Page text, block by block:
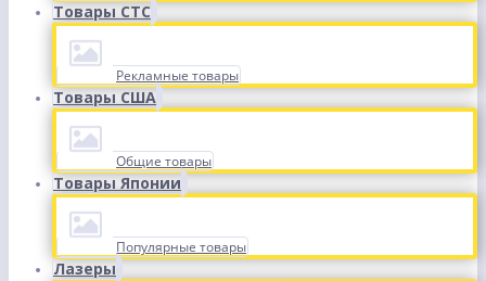
Товары СТС
Рекламные товары
Товары США
Общие товары
Товары Японии
Популярные товары
Лазеры